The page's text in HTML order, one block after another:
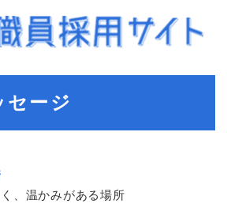
セージ
、温かみがある場所